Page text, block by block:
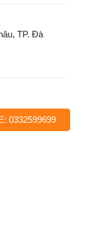
TP. Đà
0332599699